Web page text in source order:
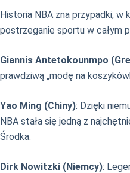
Historia NBA zna przypadki, w
postrzeganie sportu w całym
Giannis Antetokounmpo
prawdziwą „modę na
Yao Ming (Chiny): Dzięki
NBA stała się jedną z
Środka.
Dirk Nowitzki (Niemcy):